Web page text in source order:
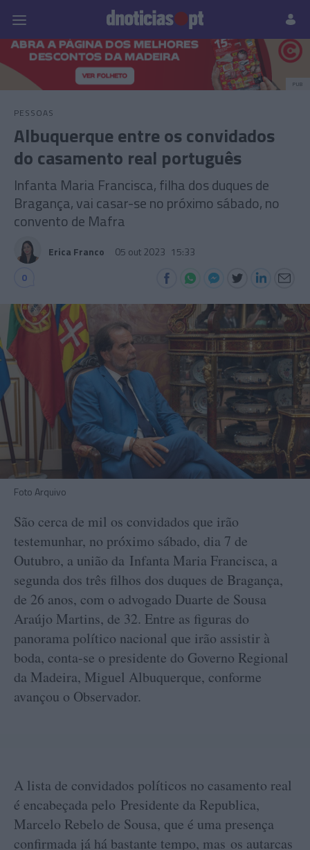
Prazeres Paisagens
PUB
PESSOAS
Albuquerque entre os convidados
do casamento real português
Infanta Maria Francisca, filha dos duques de
Bragança, vai casar-se no próximo sábado, no
convento de Mafra
Erica Franco 05 out 2023 15:33
0
Foto Arquivo
São cerca de mil os convidados que irão
testemunhar, no próximo sábado, dia 7 de
Outubro, a união da Infanta Maria Francisca, a
segunda dos três filhos dos duques de Bragança,
de 26 anos, com o advogado Duarte de Sousa
Araújo Martins, de 32. Entre as figuras do
panorama político nacional que irão assistir à
boda, conta-se o presidente do Governo Regional
da Madeira, Miguel Albuquerque, conforme
avançou o Observador.
A lista de convidados políticos no casamento real
é encabeçada pelo Presidente da Republica,
Marcelo Rebelo de Sousa, que é uma presença
confirmada já há bastante tempo, mas os autarcas